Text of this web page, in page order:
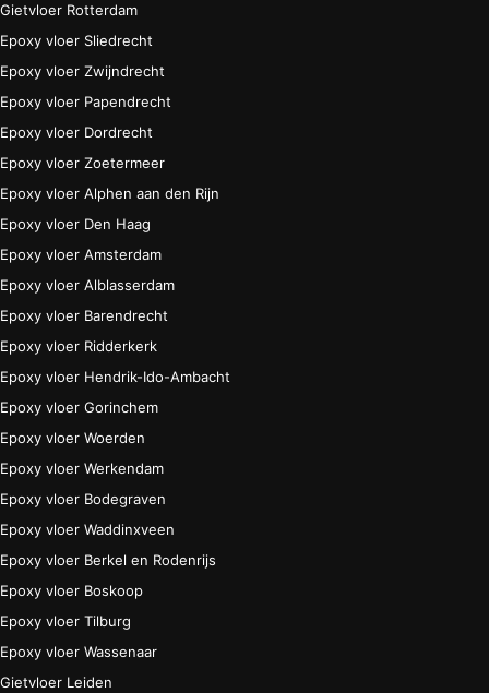
Gietvloer Rotterdam
Epoxy vloer Sliedrecht
Epoxy vloer Zwijndrecht
Epoxy vloer Papendrecht
Epoxy vloer Dordrecht
Epoxy vloer Zoetermeer
Epoxy vloer Alphen aan den Rijn
Epoxy vloer Den Haag
Epoxy vloer Amsterdam
Epoxy vloer Alblasserdam
Epoxy vloer Barendrecht
Epoxy vloer Ridderkerk
Epoxy vloer Hendrik-Ido-Ambacht
Epoxy vloer Gorinchem
Epoxy vloer Woerden
Epoxy vloer Werkendam
Epoxy vloer Bodegraven
Epoxy vloer Waddinxveen
Epoxy vloer Berkel en Rodenrijs
Epoxy vloer Boskoop
Epoxy vloer Tilburg
Epoxy vloer Wassenaar
Gietvloer Leiden